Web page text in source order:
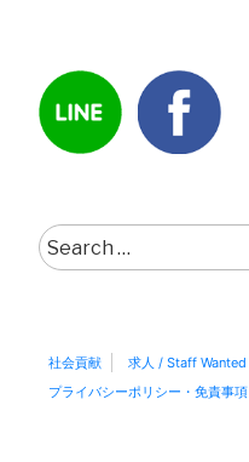
Search
for:
社会貢献 求人 / Staff Wanted
プライバシーポリシー・免責事項